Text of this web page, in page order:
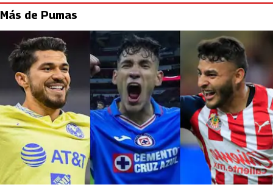
Más de Pumas